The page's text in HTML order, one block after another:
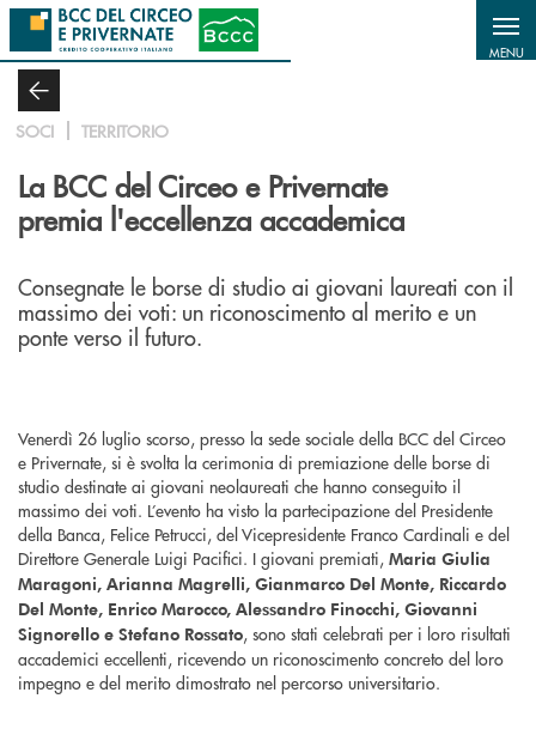
Salta al contenuto principale
MENU
SOCI TERRITORIO
La BCC del Circeo e Privernate
premia l'eccellenza accademica
Consegnate le borse di studio ai giovani laureati con il
massimo dei voti: un riconoscimento al merito e un
ponte verso il futuro.
Venerdì 26 luglio scorso, presso la sede sociale della BCC del Circeo
e Privernate, si è svolta la cerimonia di premiazione delle borse di
studio destinate ai giovani neolaureati che hanno conseguito il
massimo dei voti. L’evento ha visto la partecipazione del Presidente
della Banca, Felice Petrucci, del Vicepresidente Franco Cardinali e del
Direttore Generale Luigi Pacifici. I giovani premiati, Maria Giulia
Maragoni, Arianna Magrelli, Gianmarco Del Monte, Riccardo
Del Monte, Enrico Marocco, Alessandro Finocchi, Giovanni
Signorello e Stefano Rossato, sono stati celebrati per i loro risultati
accademici eccellenti, ricevendo un riconoscimento concreto del loro
impegno e del merito dimostrato nel percorso universitario.